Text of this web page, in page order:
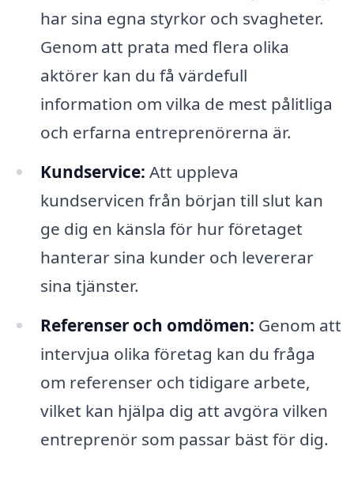
har sina egna styrkor och svagheter.
Genom att prata med flera olika
aktörer kan du få värdefull
information om vilka de mest pålitliga
och erfarna entreprenörerna är.
Kundservice: Att uppleva
kundservicen från början till slut kan
ge dig en känsla för hur företaget
hanterar sina kunder och levererar
sina tjänster.
Referenser och omdömen: Genom att
intervjua olika företag kan du fråga
om referenser och tidigare arbete,
vilket kan hjälpa dig att avgöra vilken
entreprenör som passar bäst för dig.